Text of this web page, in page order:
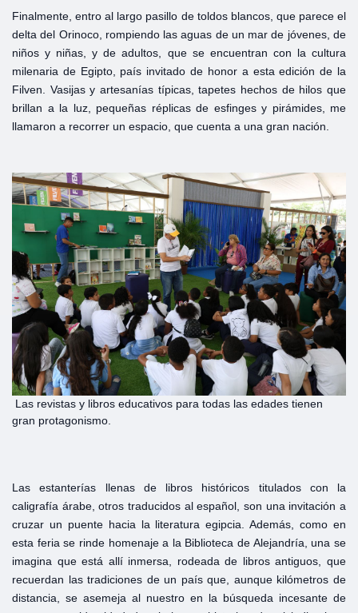
Finalmente, entro al largo pasillo de toldos blancos, que parece el
delta del Orinoco, rompiendo las aguas de un mar de jóvenes, de
niños y niñas, y de adultos, que se encuentran con la cultura
milenaria de Egipto, país invitado de honor a esta edición de la
Filven. Vasijas y artesanías típicas, tapetes hechos de hilos que
brillan a la luz, pequeñas réplicas de esfinges y pirámides, me
llamaron a recorrer un espacio, que cuenta a una gran nación.
Las revistas y libros educativos para todas las edades tienen
gran protagonismo.
Las estanterías llenas de libros históricos titulados con la
caligrafía árabe, otros traducidos al español, son una invitación a
cruzar un puente hacia la literatura egipcia. Además, como en
esta feria se rinde homenaje a la Biblioteca de Alejandría, una se
imagina que está allí inmersa, rodeada de libros antiguos, que
recuerdan las tradiciones de un país que, aunque kilómetros de
distancia, se asemeja al nuestro en la búsqueda incesante de